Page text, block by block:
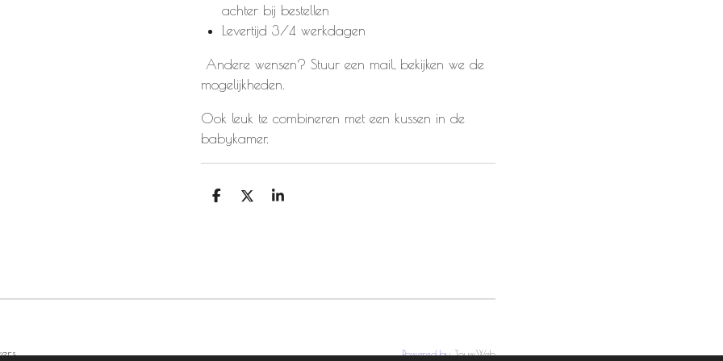
achter bij bestellen
Levertijd 3/4 werkdagen
Andere wensen? Stuur een mail, bekijken we de
mogelijkheden.
Ook leuk te combineren met een kussen in de
babykamer.
D
D
S
Powered byJouwWeb